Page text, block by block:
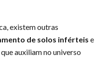
existem outras
de solos inférteis e
que auxiliam no universo